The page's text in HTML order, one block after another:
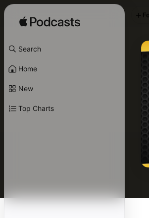
Search
Home
New
Top Charts